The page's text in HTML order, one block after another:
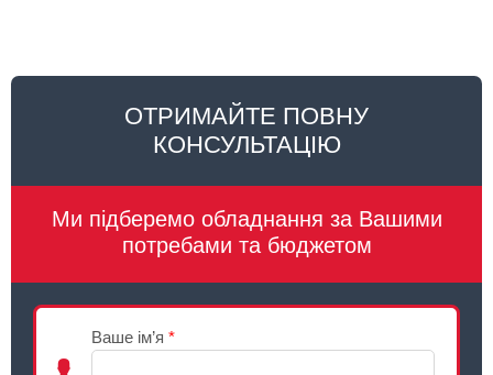
ОТРИМАЙТЕ ПОВНУ
КОНСУЛЬТАЦІЮ
Ми підберемо обладнання за Вашими
потребами та бюджетом
Ваше ім’я *